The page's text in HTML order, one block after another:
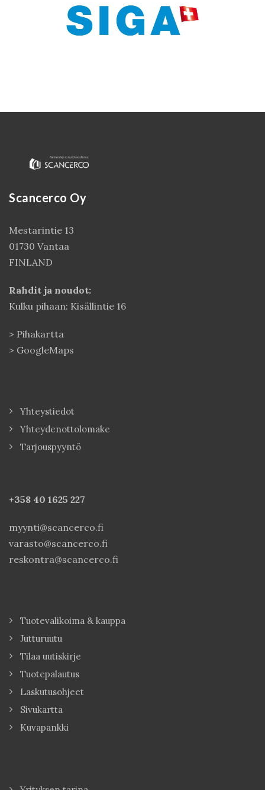
Scancerco Oy
Mestarintie 13
01730 Vantaa
FINLAND
Rahdit ja noudot:
Kulku pihaan: Kisällintie 16
> Pihakartta
> GoogleMaps
Yhteystiedot
Yhteydenottolomake
Tarjouspyyntö
+358 40 1625 227
myynti@scancerco.fi
varasto@scancerco.fi
reskontra@scancerco.fi
Tuotevalikoima & kauppa
Jutturuutu
Tilaa uutiskirje
Tuotepalautus
Laskutusohjeet
Sivukartta
Kuvapankki